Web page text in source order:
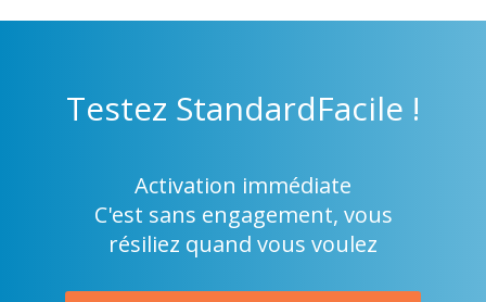
Testez StandardFacile !
Activation immédiate
C'est sans engagement, vous
résiliez quand vous voulez